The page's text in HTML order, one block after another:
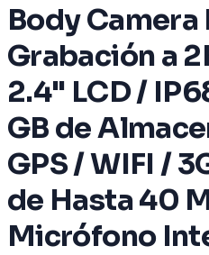
Body
Grabación a
2.4" LCD /
GB de
GPS / WIFI /
de Hasta 40
Micrófono